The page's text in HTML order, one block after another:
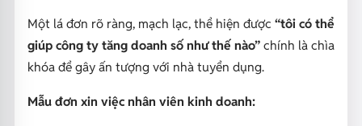
Một lá đơn rõ ràng, mạch lạc, thể hiện được“tôi có thể
giúp công ty tăng doanh số như thế nào” chính là chìa
khóa để gây ấn tượng với nhà tuyển dụng.
Mẫu đơn xin việc nhân viên kinh doanh: